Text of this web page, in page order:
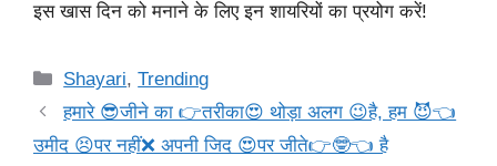
इस खास दिन को मनाने के लिए इन शायरियों का प्रयोग करें!
Categories
Shayari,Trending
हमारे 😎जीने का 👉तरीका😍 थोड़ा अलग 😉है, हम 😈👈
उमीद 😣पर नहीं❌ अपनी जिद 😍पर जीते👉🤓👈 है